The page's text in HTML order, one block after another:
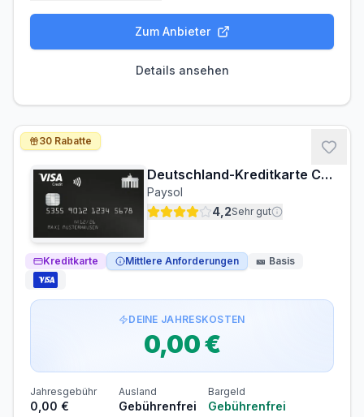
5,00 €
Voraussetzungen
MINDESTALTER
ab 18 Jahren
SCHUFA-ABFRAGE
Nicht erforderlich
GIROKONTO
Zum Anbieter
Details ansehen
Deutschland-Kreditkarte Classic
Paysol
4,2Sehr gut
Kreditkarte Mittlere Anforderungen 🎫 Basis
30 Rabatte
DEINE JAHRESKOSTEN
0,00 €
Jahresgebühr
0,00 €
Ausland
Gebührenfrei
Bargeld
Gebührenfrei